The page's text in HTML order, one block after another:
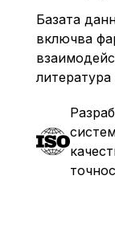
Базата
включва